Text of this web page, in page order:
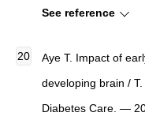
See reference
Aye T. Impact of
developing brain /
Diabetes Care. —